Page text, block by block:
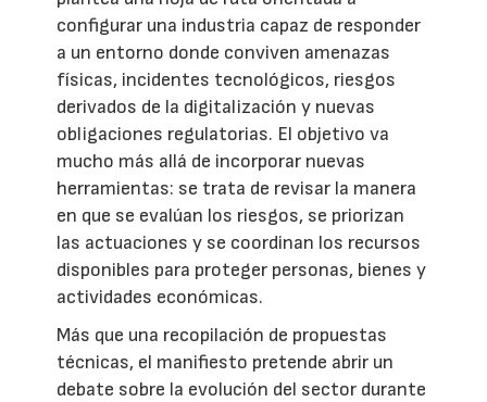
configurar una industria capaz de responder
a un entorno donde conviven amenazas
físicas, incidentes tecnológicos, riesgos
derivados de la digitalización y nuevas
obligaciones regulatorias. El objetivo va
mucho más allá de incorporar nuevas
herramientas: se trata de revisar la manera
en que se evalúan los riesgos, se priorizan
las actuaciones y se coordinan los recursos
disponibles para proteger personas, bienes y
actividades económicas.
Más que una recopilación de propuestas
técnicas, el manifiesto pretende abrir un
debate sobre la evolución del sector durante